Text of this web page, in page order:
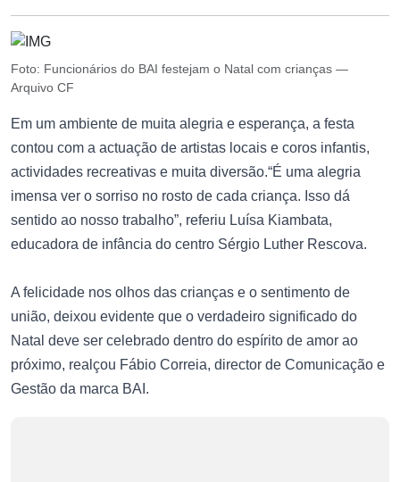
Foto: Funcionários do BAI festejam o Natal com crianças —
Arquivo CF
Em um ambiente de muita alegria e esperança, a festa
contou com a actuação de artistas locais e coros infantis,
actividades recreativas e muita diversão.“É uma alegria
imensa ver o sorriso no rosto de cada criança. Isso dá
sentido ao nosso trabalho”, referiu Luísa Kiambata,
educadora de infância do centro Sérgio Luther Rescova.
A felicidade nos olhos das crianças e o sentimento de
união, deixou evidente que o verdadeiro significado do
Natal deve ser celebrado dentro do espírito de amor ao
próximo, realçou Fábio Correia, director de Comunicação e
Gestão da marca BAI.